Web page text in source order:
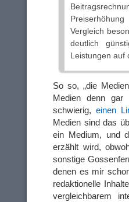
Vergleich
deutlich
Leistungen auf
So so, „die
Medien denn
schwierig, einen
Medien sind das
ein Medium, und
erzählt wird,
sonstige
denen es mir
redaktionelle
vergleichbarem